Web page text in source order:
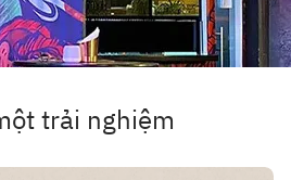
trải nghiệm